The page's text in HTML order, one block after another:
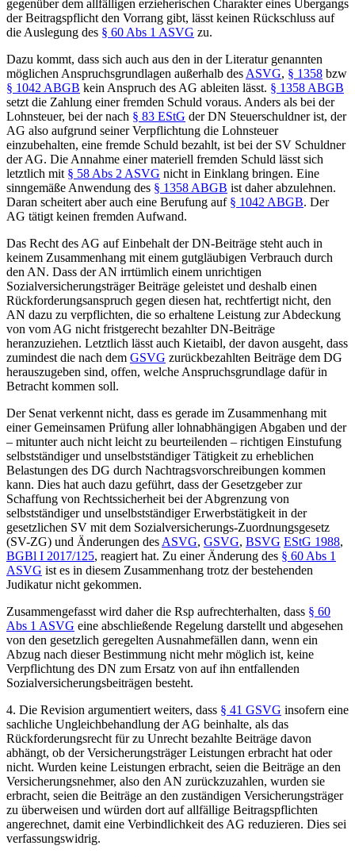
gegenüber dem allfälligen erzieherischen Charakter eines Übergangs
der Beitragspflicht den Vorrang gibt, lässt keinen Rückschluss auf
die Auslegung des § 60 Abs 1 ASVG zu.
Dazu kommt, dass sich auch aus den in der Literatur genannten
möglichen Anspruchsgrundlagen außerhalb des ASVG, § 1358 bzw
§ 1042 ABGB kein Anspruch des AG ableiten lässt. § 1358 ABGB
setzt die Zahlung einer fremden Schuld voraus. Anders als bei der
Lohnsteuer, bei der nach § 83 EStG der DN Steuerschuldner ist, der
AG also aufgrund seiner Verpflichtung die Lohnsteuer
einzubehalten, eine fremde Schuld bezahlt, ist bei der SV Schuldner
der AG. Die Annahme einer materiell fremden Schuld lässt sich
letztlich mit § 58 Abs 2 ASVG nicht in Einklang bringen. Eine
sinngemäße Anwendung des § 1358 ABGB ist daher abzulehnen.
Daran scheitert aber auch eine Berufung auf § 1042 ABGB. Der
AG tätigt keinen fremden Aufwand.
Das Recht des AG auf Einbehalt der DN-Beiträge steht auch in
keinem Zusammenhang mit einem gutgläubigen Verbrauch durch
den AN. Dass der AN irrtümlich einem unrichtigen
Sozialversicherungsträger Beiträge geleistet und deshalb einen
Rückforderungsanspruch gegen diesen hat, rechtfertigt nicht, den
AN dazu zu verpflichten, die so erhaltene Leistung zur Abdeckung
von vom AG nicht fristgerecht bezahlter DN-Beiträge
heranzuziehen. Letztlich lässt auch Kietaibl, der davon ausgeht, dass
zumindest die nach dem GSVG zurückbezahlten Beiträge dem DG
herauszugeben sind, offen, welche Anspruchsgrundlage dafür in
Betracht kommen soll.
Der Senat verkennt nicht, dass es gerade im Zusammenhang mit
einer Gemeinsamen Prüfung aller lohnabhängigen Abgaben und der
– mitunter auch nicht leicht zu beurteilenden – richtigen Einstufung
selbstständiger und unselbstständiger Tätigkeit zu erheblichen
Belastungen des DG durch Nachtragsvorschreibungen kommen
kann. Dies hat auch dazu geführt, dass der Gesetzgeber zur
Schaffung von Rechtssicherheit bei der Abgrenzung von
selbstständiger und unselbstständiger Erwerbstätigkeit in der
gesetzlichen SV mit dem Sozialversicherungs-Zuordnungsgesetz
(SV-ZG) und Änderungen des ASVG, GSVG, BSVG EStG 1988,
BGBl I 2017/125, reagiert hat. Zu einer Änderung des § 60 Abs 1
ASVG ist es in diesem Zusammenhang trotz der bestehenden
Judikatur nicht gekommen.
Zusammengefasst wird daher die Rsp aufrechterhalten, dass § 60
Abs 1 ASVG eine abschließende Regelung darstellt und abgesehen
von den gesetzlich geregelten Ausnahmefällen dann, wenn ein
Abzug nach dieser Bestimmung nicht mehr möglich ist, keine
Verpflichtung des DN zum Ersatz von auf ihn entfallenden
Sozialversicherungsbeiträgen besteht.
4. Die Revision argumentiert weiters, dass § 41 GSVG insofern eine
sachliche Ungleichbehandlung der AG beinhalte, als das
Rückforderungsrecht für zu Unrecht bezahlte Beiträge davon
abhängt, ob der Versicherungsträger Leistungen erbracht hat oder
nicht. Wurden keine Leistungen erbracht, seien die Beiträge an den
Versicherungsnehmer, also den AN zurückzuzahlen, wurden sie
erbracht, seien die Beiträge an den zuständigen Versicherungsträger
zu überweisen und würden dort auf allfällige Beitragspflichten
angerechnet, damit eine Verbindlichkeit des AG reduzieren. Dies sei
verfassungswidrig.